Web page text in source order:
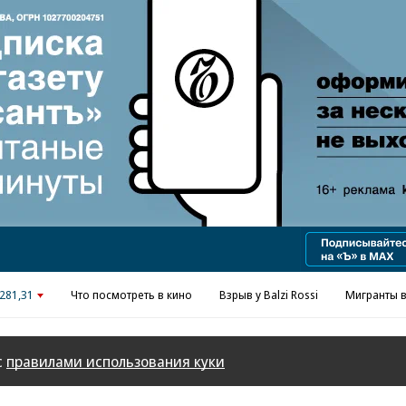
Реклама в «Ъ» www.kommersant.ru/ad
Что посмотреть в кино Взрыв у Balzi Rossi Мигранты
правилами использования куки